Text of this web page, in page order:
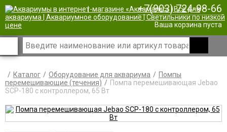
| +7(903) 724-98-66
Ваша корзина пуста
Каталог Оборудование для аквариума
Помпы
перемешивающие (течения)
Помпа перемешивающая Jebao
SCP-180 с контроллером, 65 Вт